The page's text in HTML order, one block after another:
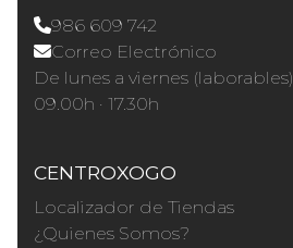
986 609 742
Correo Electrónico
De lunes a viernes (laborables)
09.00h · 17.30h
CENTROXOGO
Localizador de Tiendas
¿Quienes Somos?